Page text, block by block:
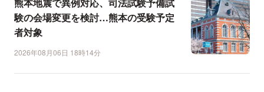
験の会場変更を検討…熊本の受験予定
者対象
2026年08月06日 18時14分